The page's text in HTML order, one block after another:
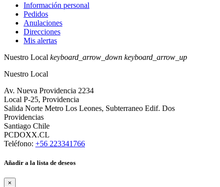
Información personal
Pedidos
Anulaciones
Direcciones
Mis alertas
Nuestro Local keyboard_arrow_down keyboard_arrow_up
Nuestro Local
Av. Nueva Providencia 2234
Local P-25, Providencia
Salida Norte Metro Los Leones, Subterraneo Edif. Dos
Providencias
Santiago Chile
PCDOXX.CL
Teléfono: +56 223341766
Añadir a la lista de deseos
×